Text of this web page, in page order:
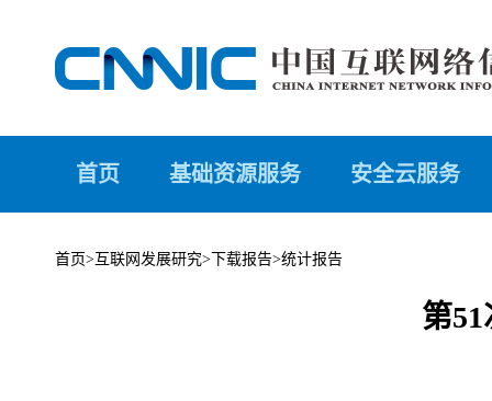
首页 基础资源服务 安全云服务
首页>互联网发展研究> 下载报告>统计报告
第